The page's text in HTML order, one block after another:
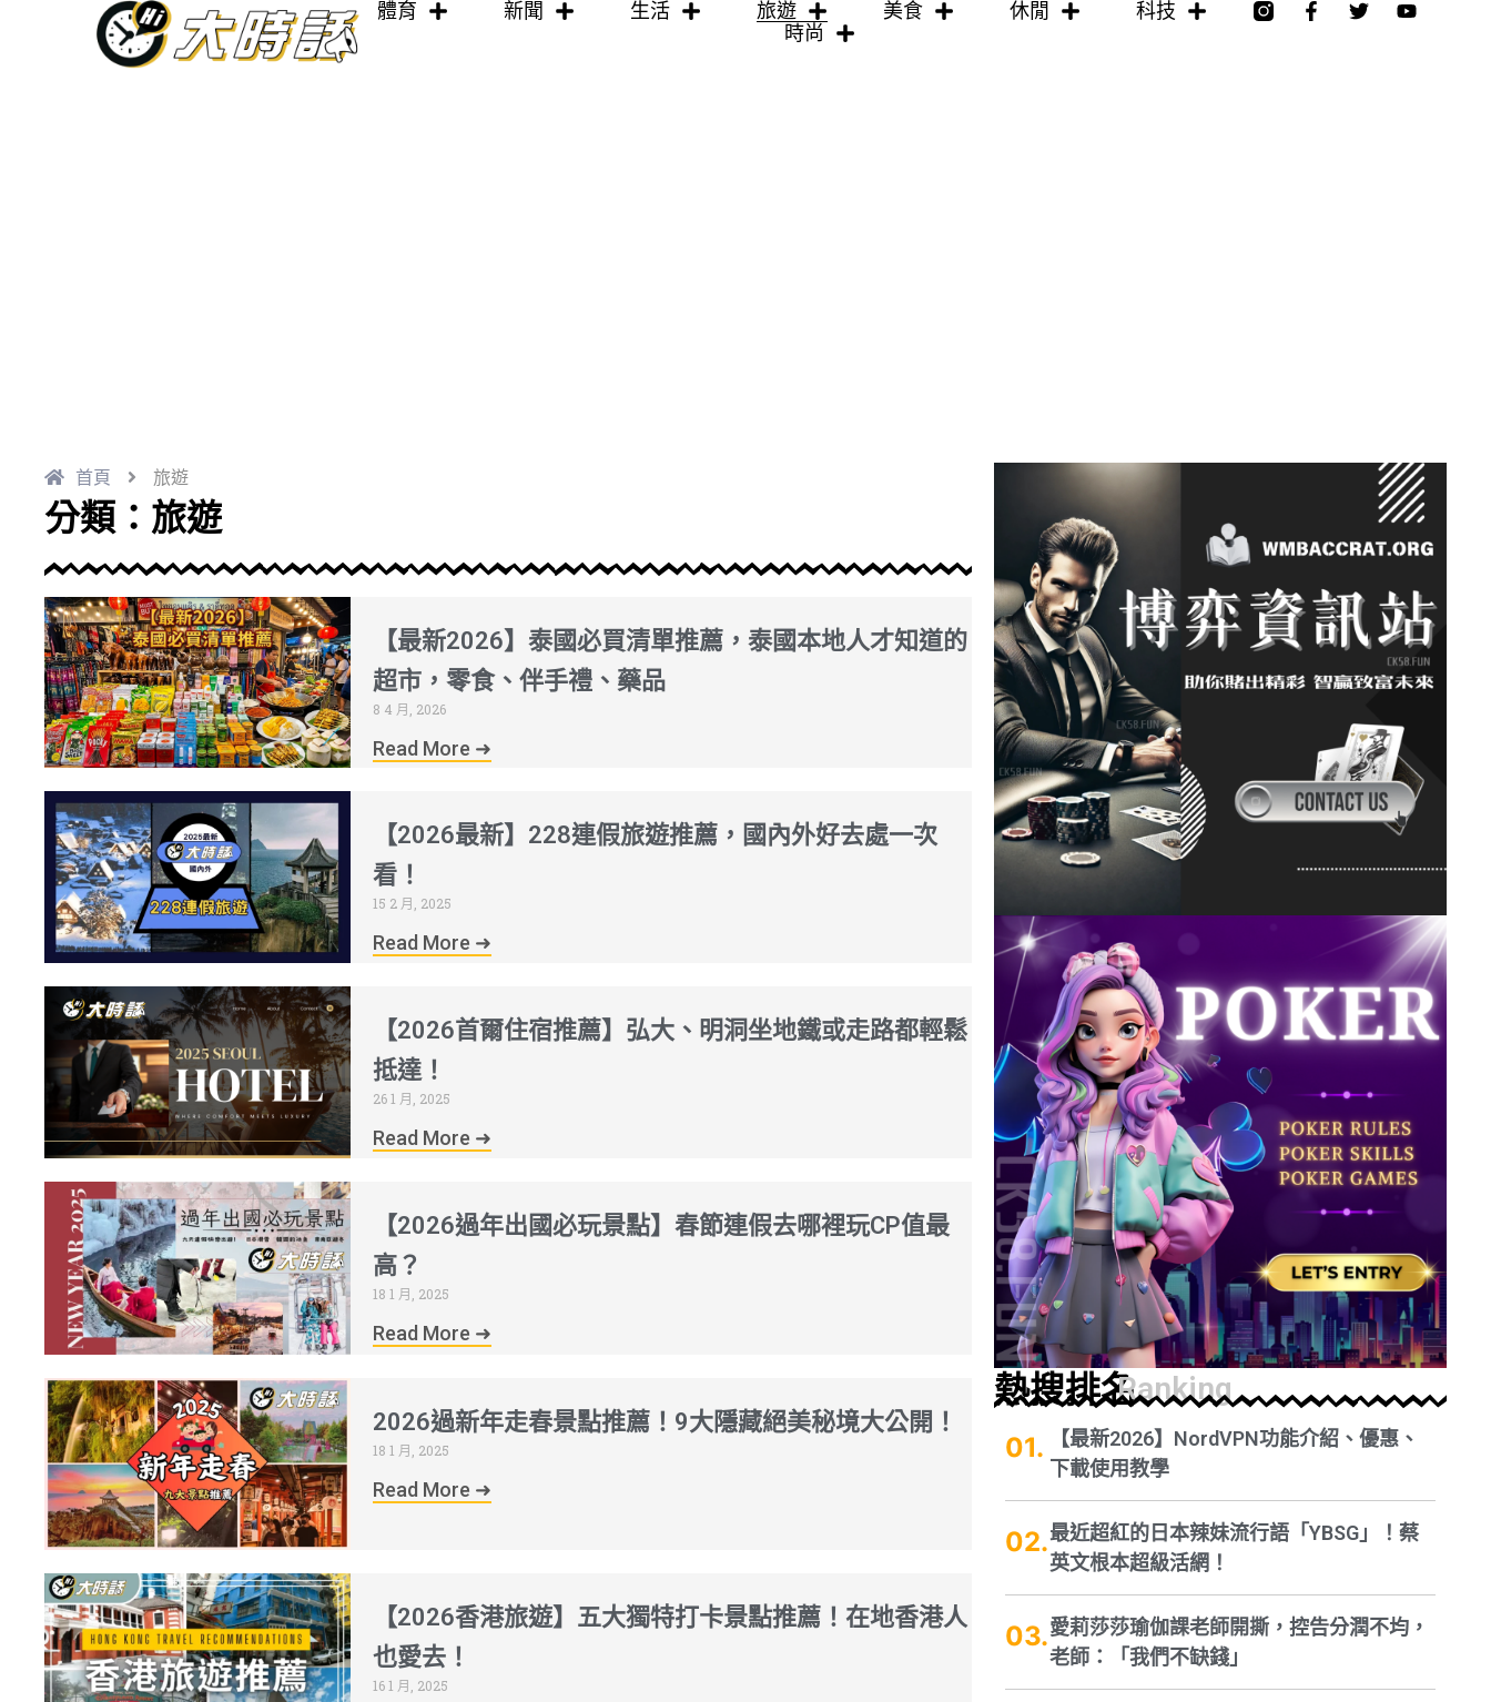
體育 新聞 生活 旅遊 美食 休閒
科技
時尚
F
a
T
Y
首頁 旅遊
分類：旅遊
【最新2026】泰國必買清單推薦，泰國本地人才知道的
超市，零食、伴手禮、藥品
8 4 月, 2026
Read More ➜
【2026最新】228連假旅遊推薦，國內外好去處一次
看！
15 2 月, 2025
Read More ➜
【2026首爾住宿推薦】弘大、明洞坐地鐵或走路都輕鬆
抵達！
26 1 月, 2025
Read More ➜
【2026過年出國必玩景點】春節連假去哪裡玩CP值最
高？
18 1 月, 2025
Read More ➜
2026過新年走春景點推薦！9大隱藏絕美秘境大公開！
18 1 月, 2025
Read More ➜
【2026香港旅遊】五大獨特打卡景點推薦！在地香港人
也愛去！
16 1 月, 2025
熱搜排名Ranking
【最新2026】NordVPN功能介紹、優惠、
下載使用教學
最近超紅的日本辣妹流行語「YBSG」！蔡
英文根本超級活網！
愛莉莎莎瑜伽課老師開撕，控告分潤不均，
老師：「我們不缺錢」